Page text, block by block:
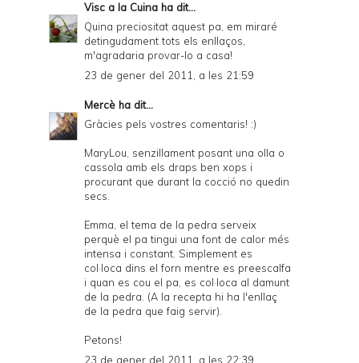
Visc a la Cuina ha dit...
Quina preciositat aquest pa, em miraré
detingudament tots els enllaços,
m'agradaria provar-lo a casa!
23 de gener del 2011, a les 21:59
Mercè ha dit...
Gràcies pels vostres comentaris! :)
MaryLou, senzillament posant una olla o
cassola amb els draps ben xops i
procurant que durant la cocció no quedin
secs.
Emma, el tema de la pedra serveix
perquè el pa tingui una font de calor més
intensa i constant. Simplement es
col·loca dins el forn mentre es preescalfa
i quan es cou el pa, es col·loca al damunt
de la pedra. (A la recepta hi ha l'enllaç
de la pedra que faig servir).
Petons!
23 de gener del 2011, a les 22:39